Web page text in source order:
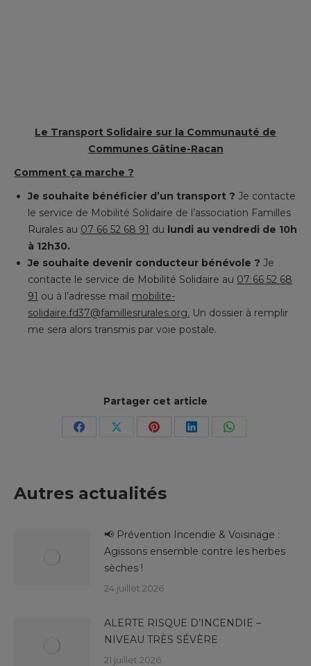
Le Transport Solidaire sur la Communauté de
Communes Gâtine-Racan
Comment ça marche ?
Je souhaite bénéficier d’un transport ? Je contacte
le service de Mobilité Solidaire de l’association Familles
Rurales au 07 66 52 68 91 du lundi au vendredi de 10h
à 12h30.
Je souhaite devenir conducteur bénévole ? Je
contacte le service de Mobilité Solidaire au 07 66 52 68
91 ou à l’adresse mail mobilite-
solidaire.fd37@famillesrurales.org. Un dossier à remplir
me sera alors transmis par voie postale.
Partager cet article
PartagerPartagerPartagerPartagerPartager
Autres actualités
📢 Prévention Incendie & Voisinage :
Agissons ensemble contre les herbes
sèches !
24 juillet 2026
ALERTE RISQUE D’INCENDIE –
NIVEAU TRÈS SÉVÈRE
21 juillet 2026